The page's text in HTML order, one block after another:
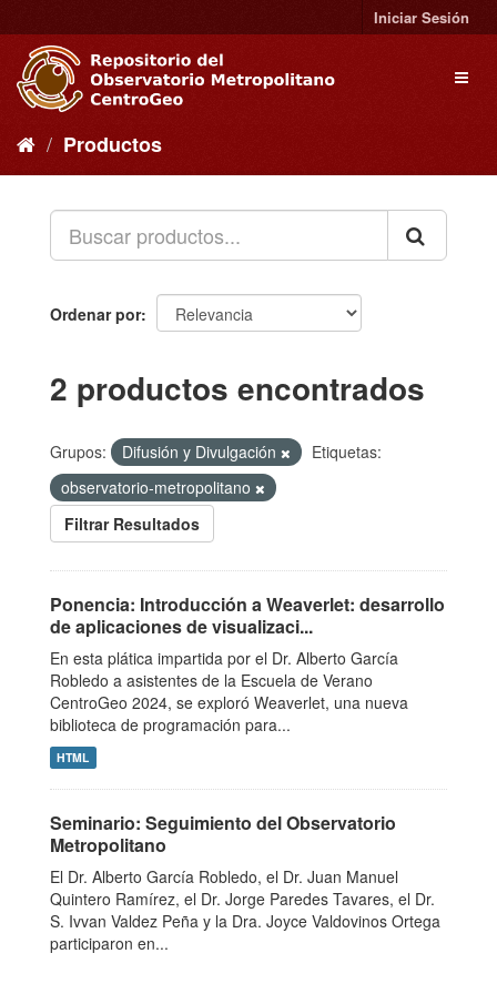
al
contenido
Iniciar Sesión
Productos
Ordenar por
2 productos encontrados
Grupos: Difusión y Divulgación
Etiquetas:
observatorio-metropolitano
Filtrar Resultados
Ponencia: Introducción a Weaverlet: desarrollo
de aplicaciones de visualizaci...
En esta plática impartida por el Dr. Alberto García
Robledo a asistentes de la Escuela de Verano
CentroGeo 2024, se exploró Weaverlet, una nueva
biblioteca de programación para...
HTML
Seminario: Seguimiento del Observatorio
Metropolitano
El Dr. Alberto García Robledo, el Dr. Juan Manuel
Quintero Ramírez, el Dr. Jorge Paredes Tavares, el Dr.
S. Ivvan Valdez Peña y la Dra. Joyce Valdovinos Ortega
participaron en...